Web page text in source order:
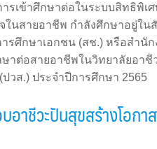
รเข้าศึกษาต่อในระบบสิทธิพิเ
ในสายอาชีพ กำลังศึกษาอยู่ใ
ศึกษาเอกชน (สช.) หรือสำนัก
าต่อสายอาชีพในวิทยาลัยอา
วส.) ประจำปีการศึกษา 2565
อาชีวะปันสุขสร้างโอกา